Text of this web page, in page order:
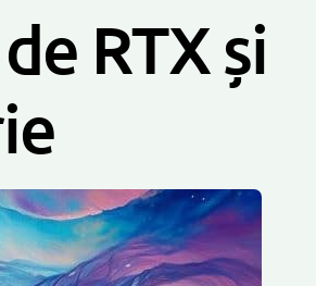
RTX și